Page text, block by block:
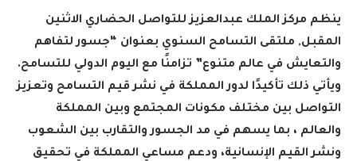
ينظم مركز الملك عبدالعزيز للتواصل الحضاري الاثنين
المقبل, ملتقى التسامح السنوي بعنوان “جسور لتفاهم
والتعايش في عالم متنوع” تزامنًا مع اليوم الدولي للتسامح.
ويأتي ذلك تأكيدًا لدور المملكة في نشر قيم التسامح وتعزيز
التواصل بين مختلف مكونات المجتمع وبين المملكة
والعالم ، بما يسهم في مد الجسور والتقارب بين الشعوب
ونشر القيم الإنسانية، ودعم مساعي المملكة في تحقيق